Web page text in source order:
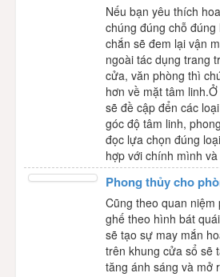
Nếu bạn yêu thích
chúng đúng chỗ
chắn sẽ đem lại vận
ngoài tác dụng trang
cửa, văn phòng thì
hơn về mặt tâm
sẽ đề cập đển các
góc độ tâm linh,
đọc lựa chọn đúng
hợp với chính mình
Phong thủy cho
Cũng theo quan niệm
ghế theo hình bát
sẽ tạo sự may mắn
trên khung cửa sổ sẽ
tăng ánh sáng và mở